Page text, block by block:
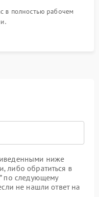
в полностью рабочем
ниже
либо обратиться в
по следующему
не нашли ответ на